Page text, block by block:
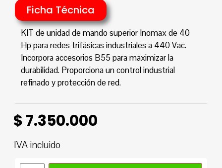
Ficha Técnica
KIT de unidad de mando superior Inomax de 40
Hp para redes trifásicas industriales a 440 Vac.
Incorpora accesorios B55 para maximizar la
durabilidad. Proporciona un control industrial
refinado y protección de red.
$7.350.000
IVA incluido